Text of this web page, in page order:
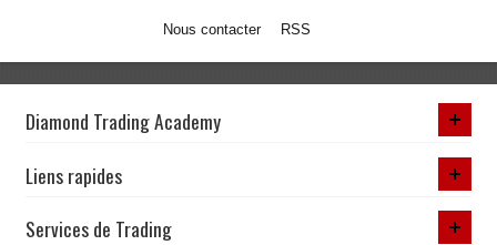
Nous contacter RSS
Diamond Trading Academy
Liens rapides
Services de Trading